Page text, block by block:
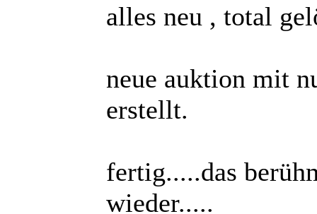
alles neu , total
neue auktion mit
erstellt.
fertig.....das
wieder.....